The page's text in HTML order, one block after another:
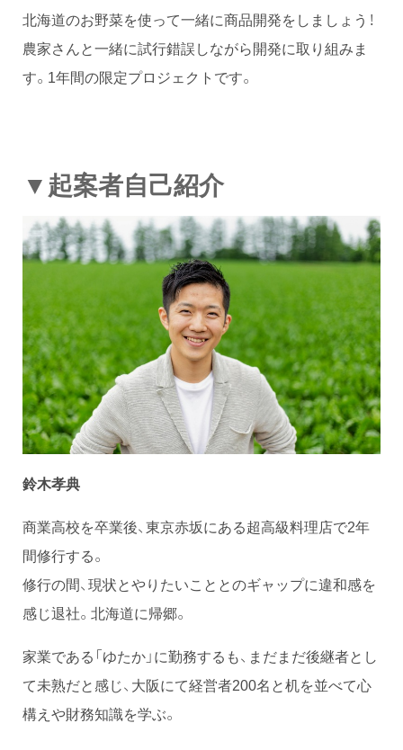
北海道のお野菜を使って一緒に商品開発をしましょう！
農家さんと一緒に試行錯誤しながら開発に取り組みま
す。1年間の限定プロジェクトです。
▼起案者自己紹介
鈴木孝典
商業高校を卒業後、東京赤坂にある超高級料理店で2年
間修行する。
修行の間、現状とやりたいこととのギャップに違和感を
感じ退社。北海道に帰郷。
家業である「ゆたか」に勤務するも、まだまだ後継者とし
て未熟だと感じ、大阪にて経営者200名と机を並べて心
構えや財務知識を学ぶ。